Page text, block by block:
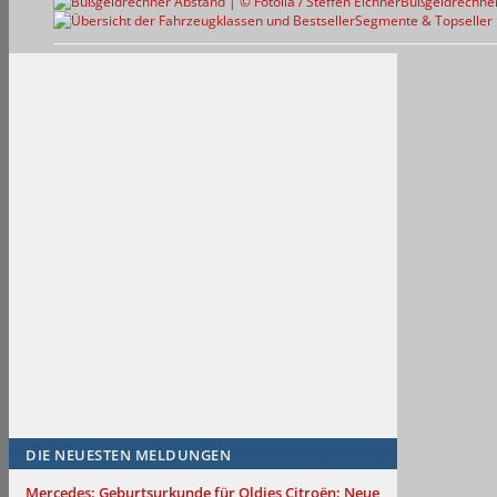
Segmente & Topseller
DIE NEUESTEN MELDUNGEN